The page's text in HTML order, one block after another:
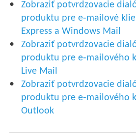
Zobraziť potvrdzovacie
produktu pre e‑mailové
Express a Windows Mail
Zobraziť potvrdzovacie
produktu pre e‑mailového
Live Mail
Zobraziť potvrdzovacie
produktu pre e‑mailového
Outlook